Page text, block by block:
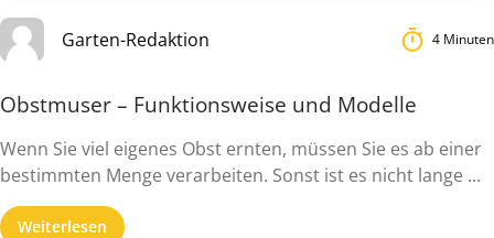
Garten-Redaktion 4 Minuten
Obstmuser – Funktionsweise und Modelle
Wenn Sie viel eigenes Obst ernten, müssen Sie es ab einer
bestimmten Menge verarbeiten. Sonst ist es nicht lange ...
Weiterlesen